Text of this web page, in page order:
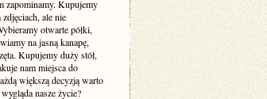
zapominamy. Kupujemy
ale nie
otwarte półki,
na jasną kanapę,
Kupujemy duży stół,
nam miejsca do
większą decyzją warto
nasze życie?